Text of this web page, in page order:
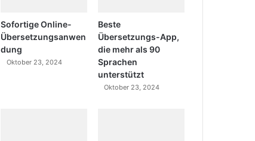
Sofortige Online-
Übersetzungsanwen
dung
Oktober 23, 2024
Beste
Übersetzungs-App,
die mehr als 90
Sprachen
unterstützt
Oktober 23, 2024